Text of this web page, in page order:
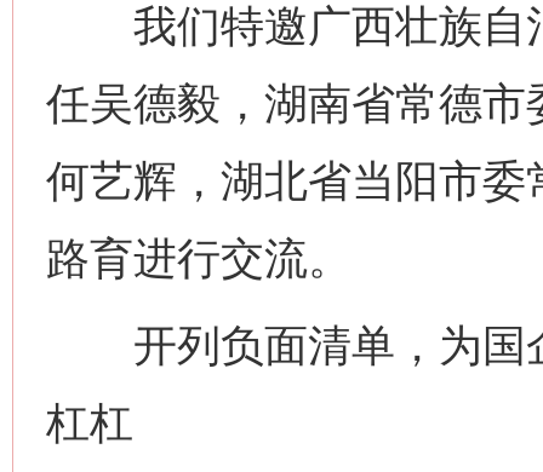
我们特邀广西壮族自
任吴德毅，湖南省常德
何艺辉，湖北省当阳市
路育进行交流。
开列负面清单，为国
杠杠